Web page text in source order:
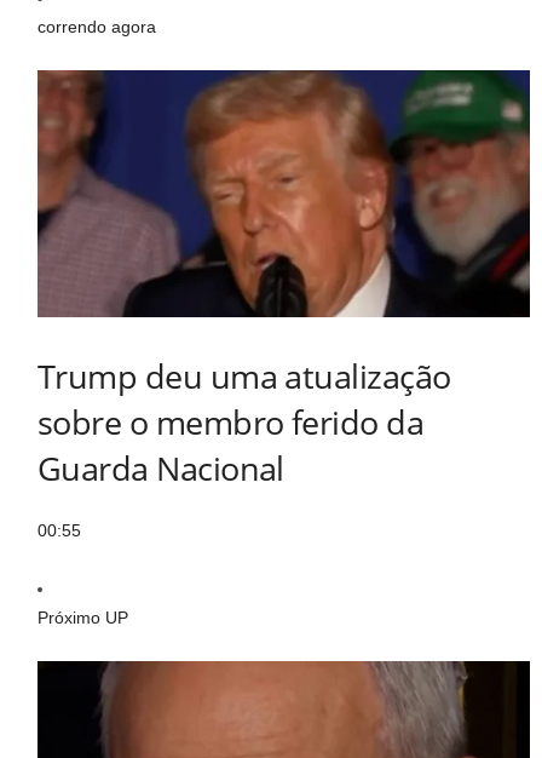
correndo agora
Trump deu uma atualização
sobre o membro ferido da
Guarda Nacional
00:55
Próximo UP